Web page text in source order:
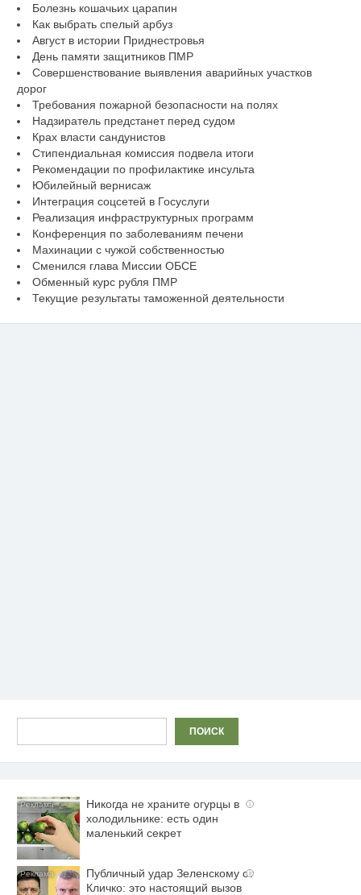
Болезнь кошачьих царапин
Как выбрать спелый арбуз
Август в истории Приднестровья
День памяти защитников ПМР
Совершенствование выявления аварийных участков
дорог
Требования пожарной безопасности на полях
Надзиратель предстанет перед судом
Крах власти сандунистов
Стипендиальная комиссия подвела итоги
Рекомендации по профилактике инсульта
Юбилейный вернисаж
Интеграция соцсетей в Госуслуги
Реализация инфраструктурных программ
Конференция по заболеваниям печени
Махинации с чужой собственностью
Сменился глава Миссии ОБСЕ
Обменный курс рубля ПМР
Текущие результаты таможенной деятельности
ПОИСК
i
Никогда не храните огурцы в
холодильнике: есть один
маленький секрет
i
Публичный удар Зеленскому от
Кличко: это настоящий вызов